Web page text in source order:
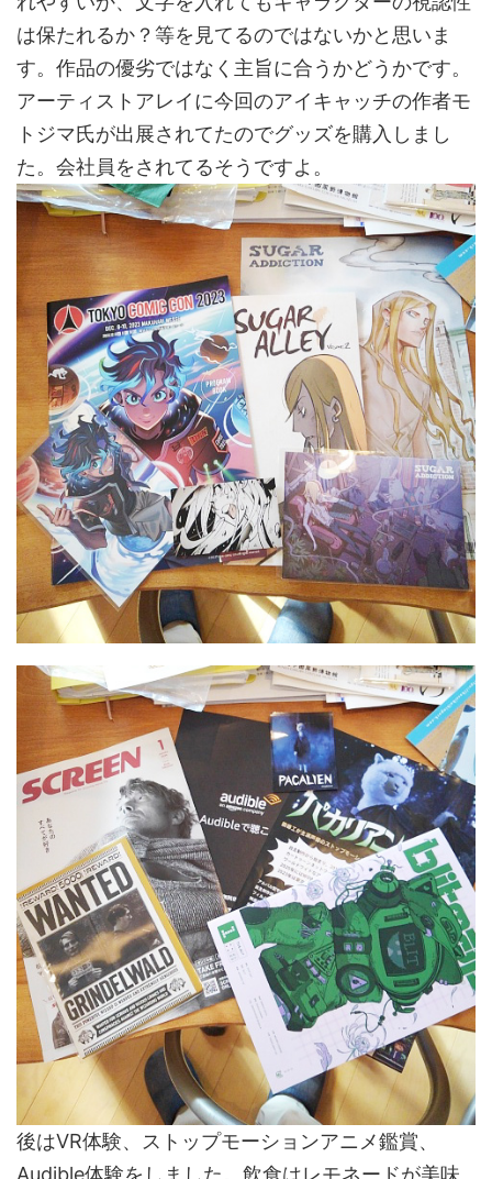
は保たれるか？等を見てるのではないかと思いま
す。作品の優劣ではなく主旨に合うかどうかです。
アーティストアレイに今回のアイキャッチの作者モ
トジマ氏が出展されてたのでグッズを購入しまし
た。会社員をされてるそうですよ。
後はVR体験、ストップモーションアニメ鑑賞、
Audible体験をしました。飲食はレモネードが美味